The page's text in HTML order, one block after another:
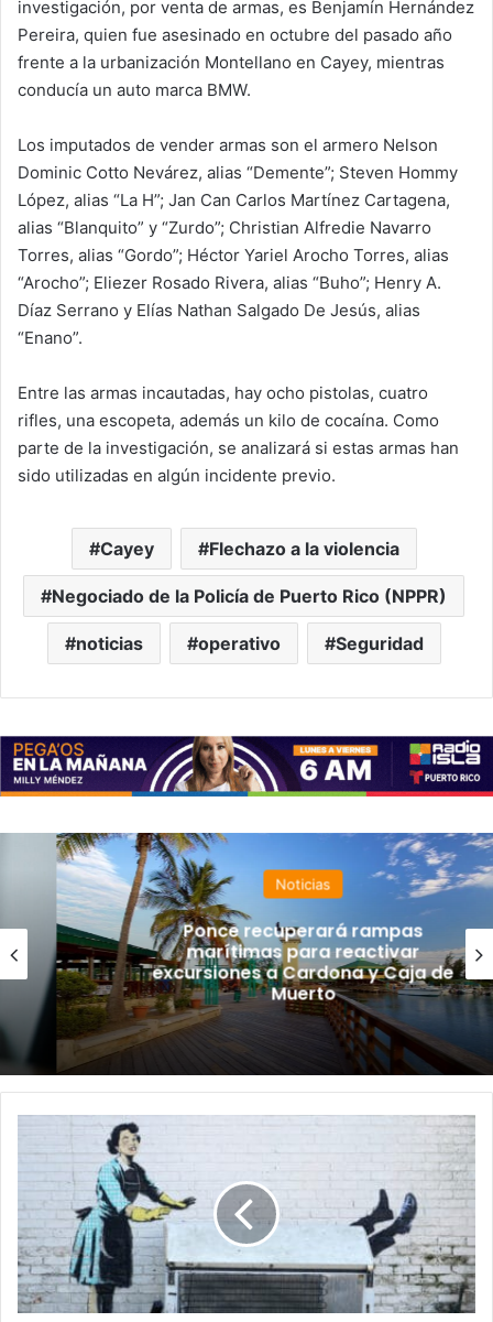
investigación, por venta de armas, es Benjamín Hernández
Pereira, quien fue asesinado en octubre del pasado año
frente a la urbanización Montellano en Cayey, mientras
conducía un auto marca BMW.
Los imputados de vender armas son el armero Nelson
Dominic Cotto Nevárez, alias “Demente”; Steven Hommy
López, alias “La H”; Jan Can Carlos Martínez Cartagena,
alias “Blanquito” y “Zurdo”; Christian Alfredie Navarro
Torres, alias “Gordo”; Héctor Yariel Arocho Torres, alias
“Arocho”; Eliezer Rosado Rivera, alias “Buho”; Henry A.
Díaz Serrano y Elías Nathan Salgado De Jesús, alias
“Enano”.
Entre las armas incautadas, hay ocho pistolas, cuatro
rifles, una escopeta, además un kilo de cocaína. Como
parte de la investigación, se analizará si estas armas han
sido utilizadas en algún incidente previo.
Cayey Flechazo a la violencia
Negociado de la Policía de Puerto Rico (NPPR)
noticias operativo Seguridad
Noticias
Ponce recuperará rampas
marítimas para reactivar
excursiones a Cardona y Caja de
Muerto
Valentín':
aparece
un
grafiti
de
Banksy